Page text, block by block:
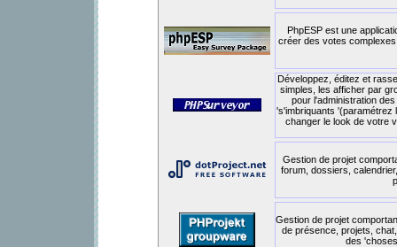
PhpESP est une
créer des votes
Développez, éditez et
simples, les afficher par
pour l'administration
's'imbriquants '(paramétrez
changer le look de votre
Gestion de projet
forum, dossiers,
Gestion de projet
de présence, projets,
des